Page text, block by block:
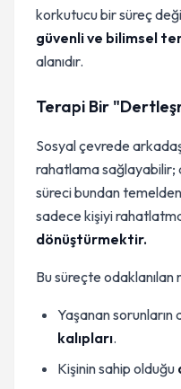
korkutucu bir süreç
güvenli ve bilimsel
alanıdır.
Terapi Bir
Sosyal çevrede
rahatlama
süreci bundan temelden
sadece kişiyi
dönüştürmektir.
Bu süreçte odaklanılan
Yaşanan sorunların
kalıpları.
Kişinin sahip olduğu